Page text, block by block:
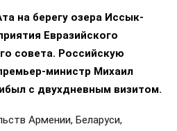
на берегу озера Иссык-
Евразийского
совета. Российскую
министр Михаил
с двухдневным визитом.
Армении, Беларуси,